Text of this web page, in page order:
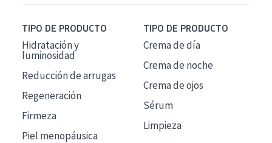
TIPO DE PRODUCTO
Hidratación y
luminosidad
Reducción de arrugas
Regeneración
Firmeza
Piel menopáusica
TIPO DE PRODUCTO
Crema de día
Crema de noche
Crema de ojos
Sérum
Limpieza